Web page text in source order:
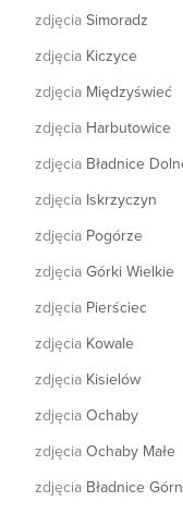
zdjęcia Simoradz
zdjęcia Kiczyce
zdjęcia Międzyświeć
zdjęcia Harbutowice
zdjęcia Bładnice
zdjęcia Iskrzyczyn
zdjęcia Pogórze
zdjęcia Górki Wielkie
zdjęcia Pierściec
zdjęcia Kowale
zdjęcia Kisielów
zdjęcia Ochaby
zdjęcia Ochaby Małe
zdjęcia Bładnice